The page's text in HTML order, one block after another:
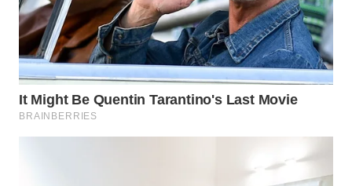
WN
TAPANULI
SELATAN
WN
TANJUNG
LESUNG